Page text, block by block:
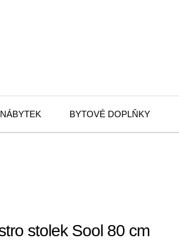
BYTOVÉ DOPLŇKY
stolek Sool 80 cm